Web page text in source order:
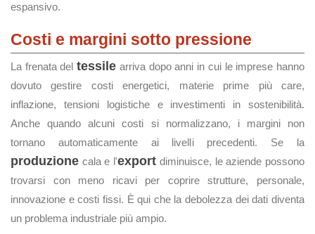
espansivo.
Costi e margini sotto pressione
La frenata deltessile arriva dopo anni in cui le imprese hanno
dovuto gestire costi energetici, materie prime più care,
inflazione, tensioni logistiche e investimenti in sostenibilità.
Anche quando alcuni costi si normalizzano, i margini non
tornano automaticamente ai livelli precedenti. Se la
produzione cala e l'export diminuisce, le aziende possono
trovarsi con meno ricavi per coprire strutture, personale,
innovazione e costi fissi. È qui che la debolezza dei dati diventa
un problema industriale più ampio.